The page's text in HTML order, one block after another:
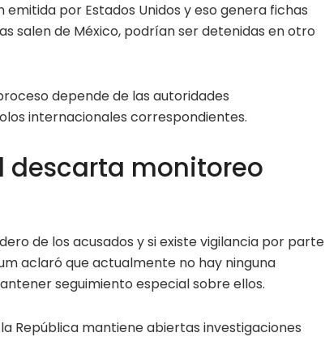
emitida por Estados Unidos y eso genera fichas
salen de México, podrían ser detenidas en otro
depende de las autoridades
internacionales correspondientes.
descarta monitoreo
de los acusados y si existe vigilancia por parte
aclaró que actualmente no hay ninguna
seguimiento especial sobre ellos.
República mantiene abiertas investigaciones